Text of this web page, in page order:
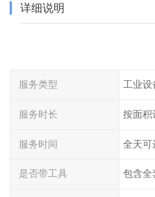
详细说明
服务类型
服务时长 按面积
服务时间 全天可
是否带工具 包含全